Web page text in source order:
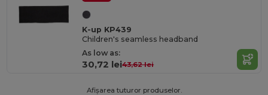
K-up KP439
Children's seamless headband
As low as:
30,72 lei43,62 lei
Afișarea tuturor produselor.